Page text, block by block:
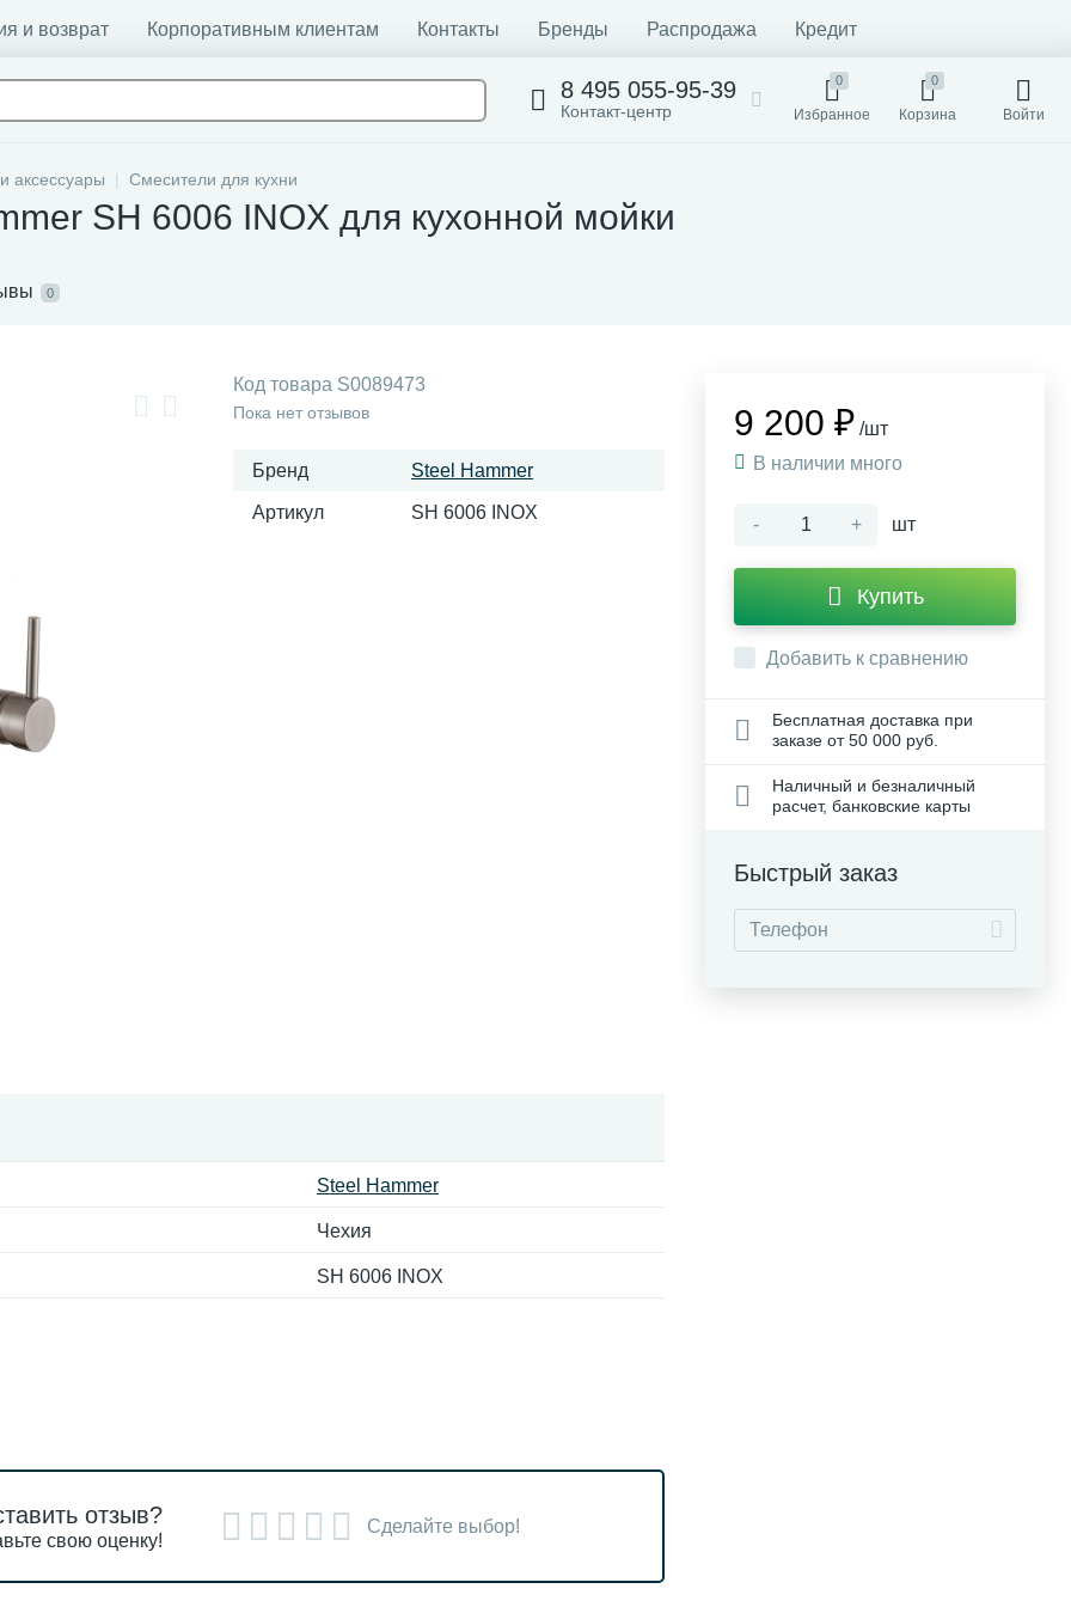
и возврат Корпоративным клиентам Контакты Бренды Распродажа Кредит
8 495 055-95-39
Контакт-центр
0
Избранное
0
Корзина Войти
аксессуары Смесители для кухни
SH 6006 INOX для кухонной мойки
0
Код товара S0089473
Пока нет отзывов
Бренд Steel Hammer
Артикул SH 6006 INOX
Steel Hammer
Чехия
SH 6006 INOX
9 200 ₽ /шт
В наличии много
- + шт
Купить
Добавить к сравнению
Бесплатная доставка при
заказе от 50 000 руб.
Наличный и безналичный
расчет, банковские карты
Быстрый заказ
отзыв?
свою оценку!
Сделайте выбор!